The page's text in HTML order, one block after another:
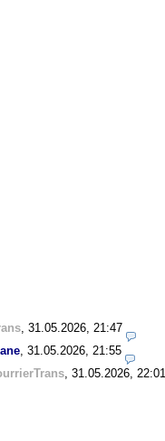
31.05.2026, 21:47
31.05.2026, 21:55
31.05.2026, 22:01